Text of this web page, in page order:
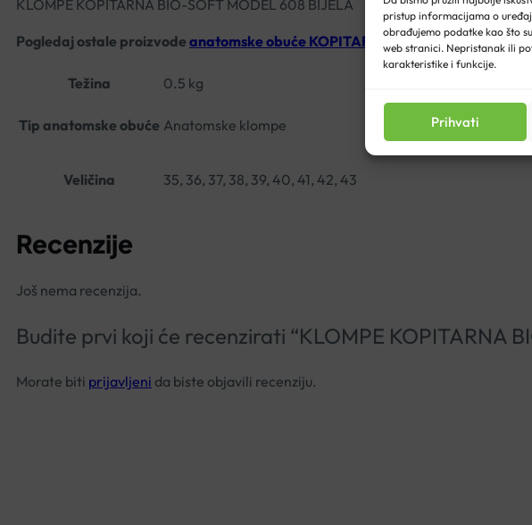
pristup informacijama o
obrađujemo podatke kao što
web stranici. Nepristanak ili
karakteristike i funkcije.
Prihvati
KLOMPE KOPITARNA BIO-SOFT MODEL 608 BIJELA
Pogledaj ostale proizvode anatomske obuće KOPITARNA.
Težina 0.5 kg
Tip anatomske obuće Anatomske klompe
Veličina 35, 36, 37, 38, 39, 40, 41, 42, 43
Recenzije
Još nema recenzija.
Budite prvi koji će recenzirati “KLOMPE KOPITARNA
Morate biti prijavljeni da biste objavili recenziju.